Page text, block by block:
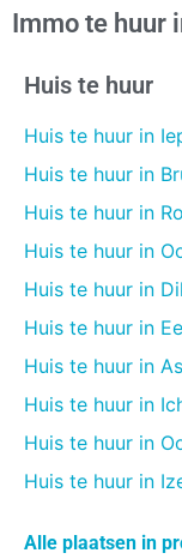
Immo te huur
Huis te huur
Huis te huur in
Huis te huur in
Huis te huur in
Huis te huur in
Huis te huur in
Huis te huur in
Huis te huur in
Huis te huur in
Huis te huur in
Huis te huur in
Alle plaatsen in